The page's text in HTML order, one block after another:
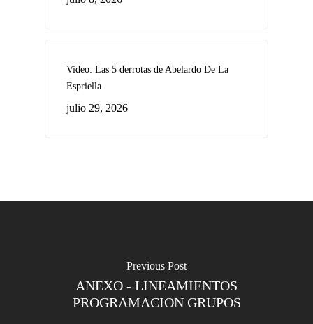
Video: Las 5 derrotas de Abelardo De La
Espriella
julio 29, 2026
Previous Post
ANEXO - LINEAMIENTOS
PROGRAMACION GRUPOS